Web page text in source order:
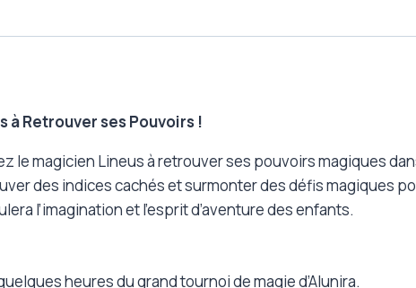
le
à Retrouver ses Pouvoirs !
le magicien Lineus à retrouver ses pouvoirs magiques
des indices cachés et surmonter des défis magiques
l’imagination et l’esprit d’aventure des enfants.
heures du grand tournoi de magie d’Alunira.